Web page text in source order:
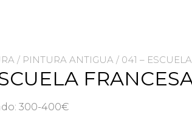
/ PINTURA ANTIGUA / 041 –
300-400€